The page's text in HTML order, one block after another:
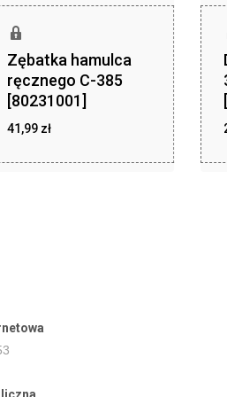
Zębatka hamulca
ręcznego C-385
[80231001]
41,99 zł